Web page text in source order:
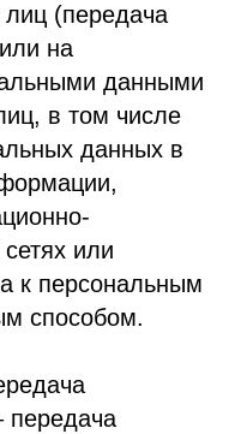
лиц (передача
на
данными
в том числе
данных в
или
к персональным
способом.
передача